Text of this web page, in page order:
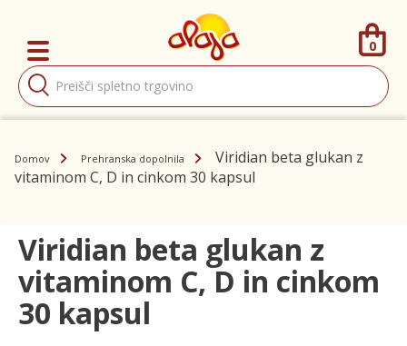
Products
search
0
Domov Prehranska dopolnila
Viridian beta glukan z
vitaminom C, D in cinkom 30 kapsul
Viridian beta glukan z
vitaminom C, D in cinkom
30 kapsul